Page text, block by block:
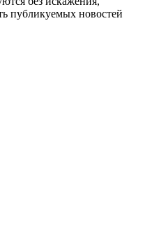
публикуемых новостей